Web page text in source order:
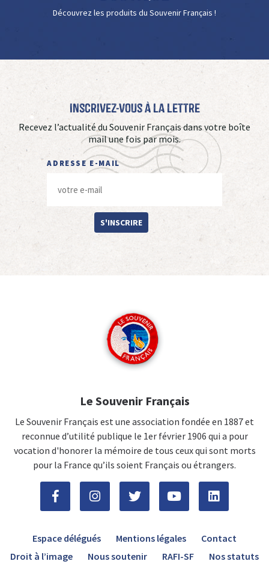
Découvrez les produits du Souvenir Français !
Inscrivez-vous à La Lettre
Recevez l’actualité du Souvenir Français dans votre boîte
mail une fois par mois.
ADRESSE E-MAIL
S'INSCRIRE
Le Souvenir Français
Le Souvenir Français est une association fondée en 1887 et
reconnue d’utilité publique le 1er février 1906 qui a pour
vocation d'honorer la mémoire de tous ceux qui sont morts
pour la France qu’ils soient Français ou étrangers.
Espace délégués Mentions légales
Contact
Droit à l’image
Nous soutenir RAFI-SF Nos statuts